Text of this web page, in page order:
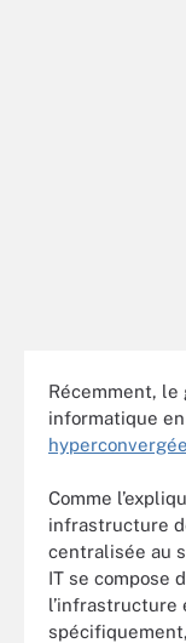
Récemment,
informatique
Comme
infrastructure
centralisée au
IT se compose
l’infrastructure